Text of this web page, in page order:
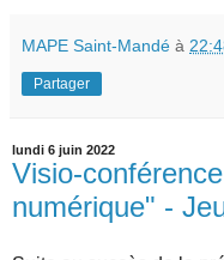
MAPE Saint-Mandé à
Partager
lundi 6 juin 2022
Visio-
numérique" -